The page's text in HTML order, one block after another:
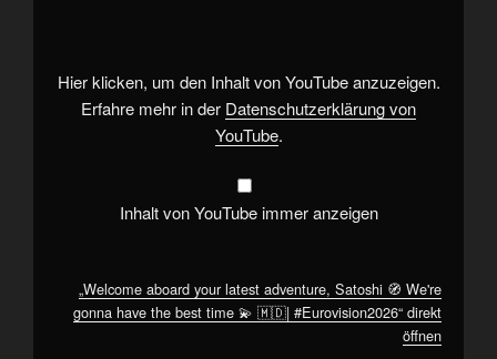
We're
gonna
Hier klicken, um den Inhalt von YouTube anzuzeigen.
Erfahre mehr in der Datenschutzerklärung von
YouTube.
Inhalt von YouTube immer anzeigen
„Welcome aboard your latest adventure, Satoshi 🧭 We're
gonna have the best time 💫 🇲🇩| #Eurovision2026“ direkt
öffnen